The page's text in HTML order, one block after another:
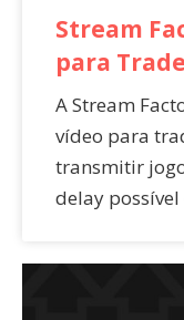
Stream
para
A Stream
vídeo para
transmitir
delay